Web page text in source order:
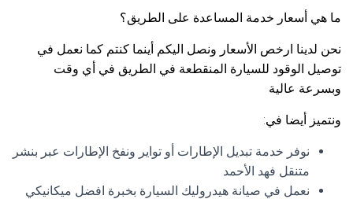
ما هي أسعار خدمة المساعدة على الطريق؟
نحن لدينا ارخص الأسعار ونصل اليكم أينما كنتم كما نعمل في
توصيل الوقود للسيارة المنقطعة في الطريق في أي وقت
وبسرعة عالية
ونتميز أيضا في:
نوفر خدمة تبديل الإطارات أو تواير ونفخ الإطارات عبر بنشر
متنقل فهد الأحمد
نعمل في صيانة هيدروليك السيارة بخبرة افضل ميكانيكي